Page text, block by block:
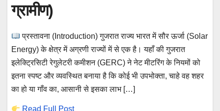
ग्रामीण)
प्रस्तावना (Introduction) गुजरात राज्य भारत में सौर ऊर्जा (Solar
Energy) के क्षेत्र में अग्रणी राज्यों में से एक है। यहाँ की गुजरात
इलेक्ट्रिसिटी रेगुलेटरी कमीशन (GERC) ने नेट मीटरिंग के नियमों को
इतना स्पष्ट और व्यवस्थित बनाया है कि कोई भी उपभोक्ता, चाहे वह शहर
का हो या गाँव का, आसानी से इसका लाभ […]
Read Full Post